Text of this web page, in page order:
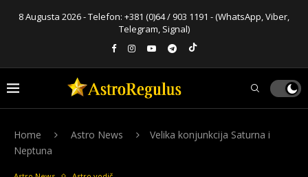
8 Augusta 2026 - Telefon: +381 (0)64 / 903 1191 - (WhatsApp, Viber,
Telegram, Signal)
Home Astro News
Velika konjunkcija Saturna i
Neptuna